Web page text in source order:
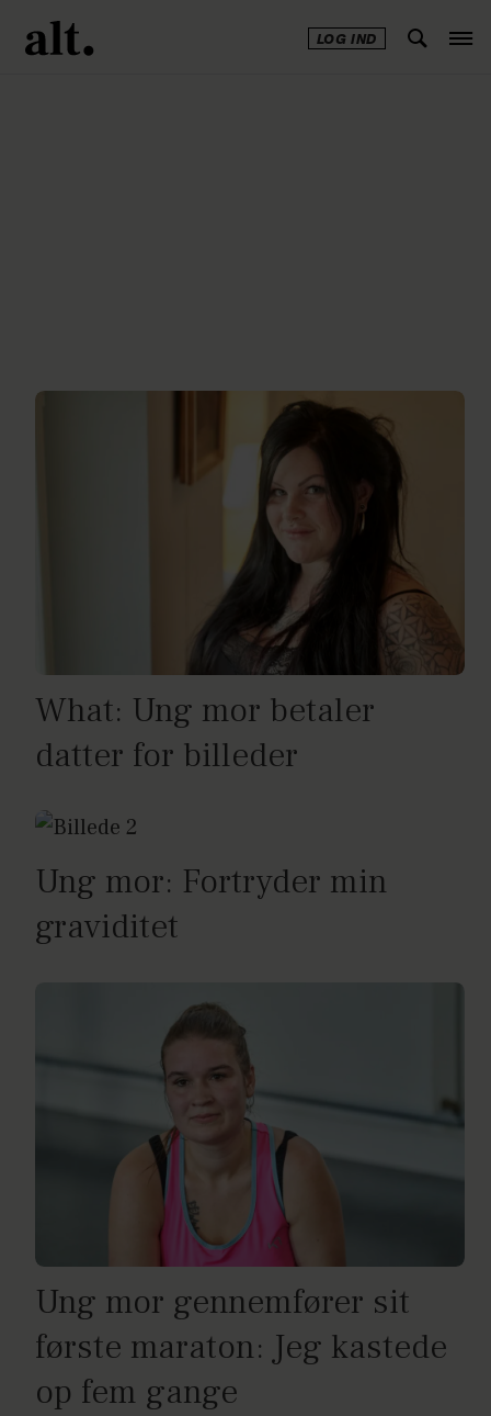
LOG IND
What: Ung mor betaler
datter for billeder
Ung mor: Fortryder min
graviditet
Ung mor gennemfører sit
første maraton: Jeg kastede
op fem gange